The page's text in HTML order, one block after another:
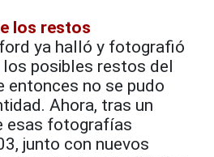
los restos
ya halló y fotografió
los posibles restos del
entonces no se pudo
Ahora, tras un
esas fotografías
junto con nuevos